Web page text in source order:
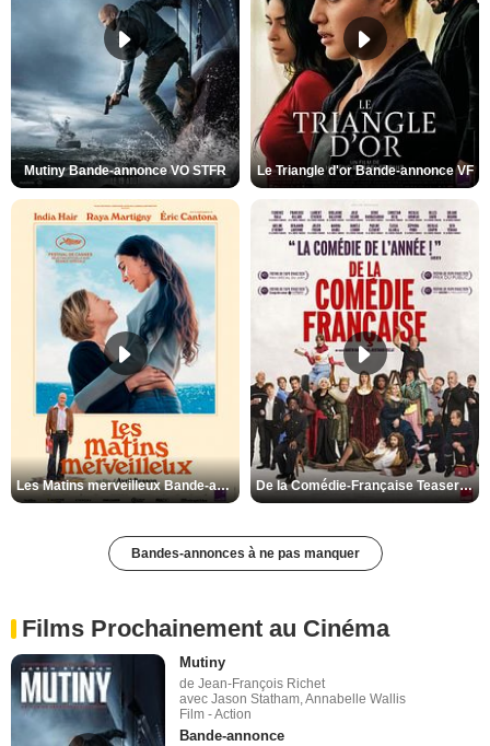
Mutiny Bande-annonce VO STFR Le Triangle d'or Bande-annonce VF
Les Matins merveilleux Bande-annonce VF De la Comédie-Française Teaser VF
Bandes-annonces à ne pas manquer
Films Prochainement au Cinéma
Mutiny
de Jean-François Richet
avec Jason Statham, Annabelle Wallis
Film - Action
Bande-annonce